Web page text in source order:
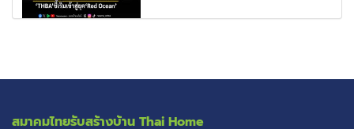
สมาคมไทยรับสร้างบ้าน Thai Home